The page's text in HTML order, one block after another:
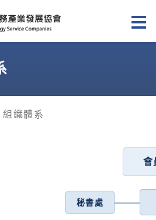
服務產業發展協
組織體系
會
秘書處